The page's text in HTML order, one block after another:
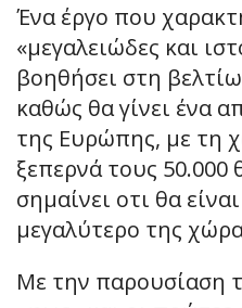
Ένα έργο που
«μεγαλειώδες και
βοηθήσει στη
καθώς θα γίνει ένα
της Ευρώπης, με τη
ξεπερνά τους 50.000
σημαίνει οτι θα
μεγαλύτερο της
Με την παρουσίαση